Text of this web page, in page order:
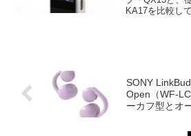
KA17を比較し
SONY
Open（
ーカフ型とオ